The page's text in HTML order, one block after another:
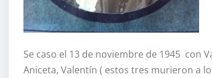
Se caso el 13 de noviembre de 1945 con
Aniceta, Valentín ( estos tres murieron a